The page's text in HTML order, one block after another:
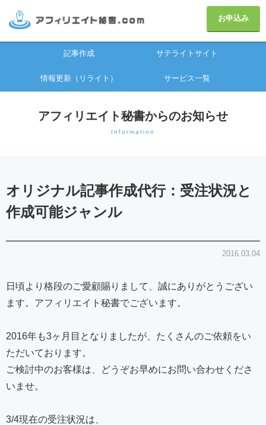
お申込み
記事作成 サテライトサイト
情報更新（リライト） サービス一覧
アフィリエイト秘書からのお知らせ
Information
オリジナル記事作成代行：受注状況と
作成可能ジャンル
2016.03.04
日頃より格段のご愛顧賜りまして、誠にありがとうござい
ます。アフィリエイト秘書でございます。
2016年も3ヶ月目となりましたが、たくさんのご依頼をい
ただいております。
ご検討中のお客様は、どうぞお早めにお問い合わせくださ
いませ。
3/4現在の受注状況は、